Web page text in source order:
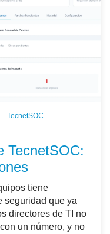
TecnetSOC
TecnetSOC:
tiene
seguridad que ya
directores de TI no
un número, y no